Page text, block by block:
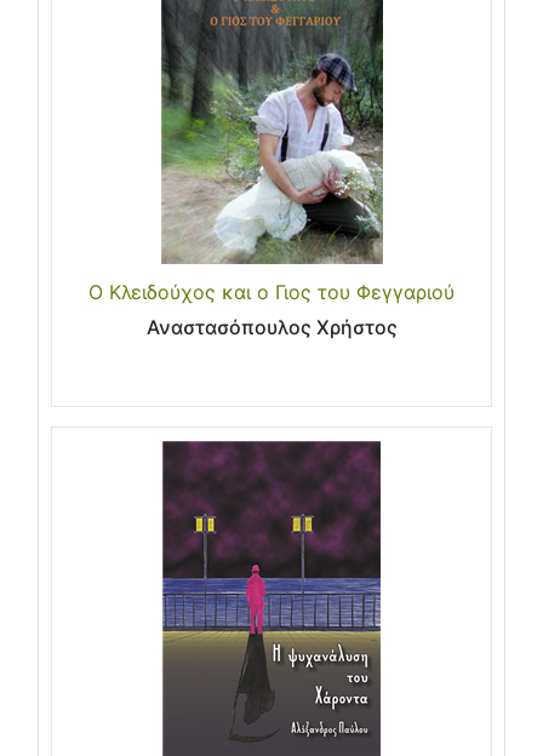
Ο Κλειδούχος και ο Γιος του Φεγγαριού
Αναστασόπουλος Χρήστος